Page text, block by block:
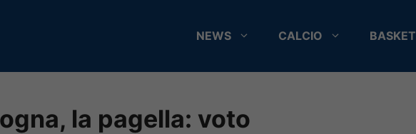
NEWS CALCIO BASKET
la pagella: voto